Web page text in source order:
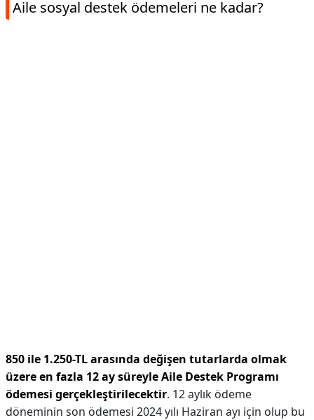
Aile sosyal destek ödemeleri ne kadar?
850 ile 1.250-TL arasında değişen tutarlarda olmak
üzere en fazla 12 ay süreyle Aile Destek Programı
ödemesi gerçekleştirilecektir. 12 aylık ödeme
döneminin son ödemesi 2024 yılı Haziran ayı için olup bu